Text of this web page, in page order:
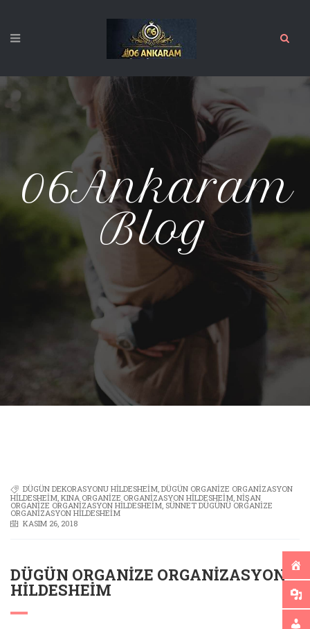
06Ankaram
Blog
DÜGÜN DEKORASYONU HILDESHEIM, DÜGÜN ORGANIZE ORGANIZASYON
HILDESHEIM KINA ORGANIZE ORGANIZASYON HILDESHEIM NIŞAN
ORGANIZE ORGANIZASYON HILDESHEIM SÜNNET DÜGÜNÜ ORGANIZE
ORGANIZASYON HILDESHEIM
KASIM 26, 2018
DÜGÜN ORGANIZE ORGANIZASYON
HILDESHEIM